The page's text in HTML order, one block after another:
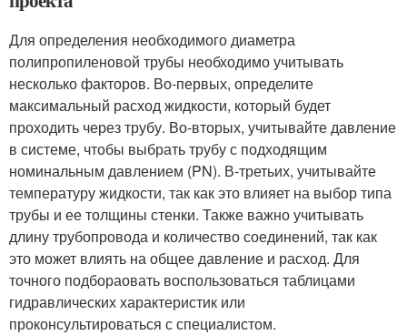
Для определения необходимого диаметра
полипропиленовой трубы необходимо учитывать
несколько факторов. Во-первых, определите
максимальный расход жидкости, который будет
проходить через трубу. Во-вторых, учитывайте давление
в системе, чтобы выбрать трубу с подходящим
номинальным давлением (PN). В-третьих, учитывайте
температуру жидкости, так как это влияет на выбор типа
трубы и ее толщины стенки. Также важно учитывать
длину трубопровода и количество соединений, так как
это может влиять на общее давление и расход. Для
точного подбораовать воспользоваться таблицами
гидравлических характеристик или
проконсультироваться с специалистом.